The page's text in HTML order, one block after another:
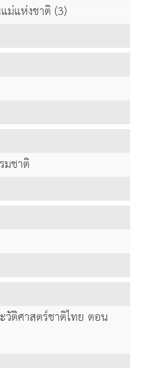
ม่แห่งชาติ (3)
มชาติ
วัติศาสตร์ชาติไทย ตอน